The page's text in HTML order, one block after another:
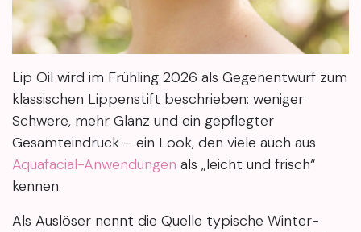
Lip Oil wird im Frühling 2026 als Gegenentwurf zum
klassischen Lippenstift beschrieben: weniger
Schwere, mehr Glanz und ein gepflegter
Gesamteindruck – ein Look, den viele auch aus
Aquafacial-Anwendungen als „leicht und frisch“
kennen.
Als Auslöser nennt die Quelle typische Winter-